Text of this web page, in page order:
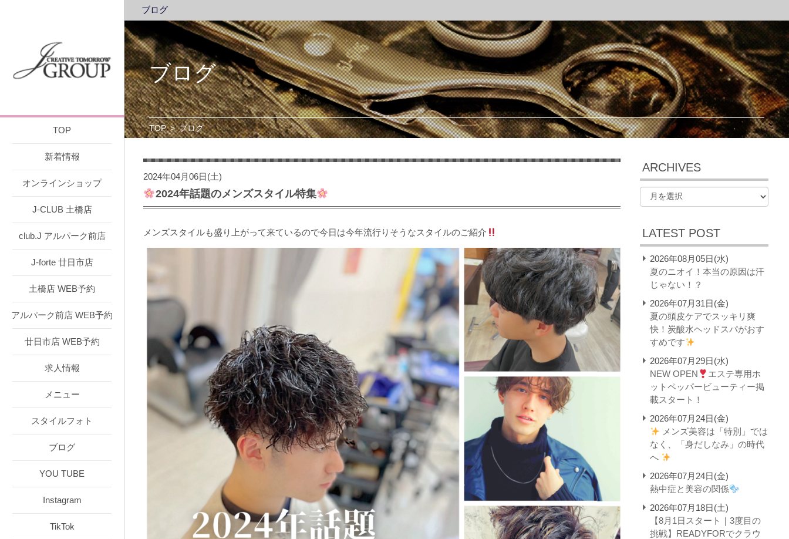
TOP
新着情報
オンラインショップ
J-CLUB 土橋店
club.J アルパーク前店
J-forte 廿日市店
土橋店 WEB予約
アルパーク前店 WEB予約
廿日市店 WEB予約
求人情報
メニュー
スタイルフォト
ブログ
YOU TUBE
Instagram
TikTok
ブログ
ブログ
TOP>ブログ
2024年04月06日(土)
2024年話題のメンズスタイル特集
メンズスタイルも盛り上がって来ているので今日は今年流行りそうなスタイルのご紹介
ARCHIVES
LATEST POST
2026年08月05日(水)
夏のニオイ！本当の原因は汗
じゃない！？
2026年07月31日(金)
夏の頭皮ケアでスッキリ爽
快！炭酸水ヘッドスパがおす
すめです
2026年07月29日(水)
NEW OPEN
エステ専用ホ
ットペッパービューティー掲
載スタート！
2026年07月24日(金)
メンズ美容は「特別」では
なく、「身だしなみ」の時代
へ
2026年07月24日(金)
熱中症と美容の関係
2026年07月18日(土)
【8月1日スタート｜3度目の
挑戦】READYFORでクラウ